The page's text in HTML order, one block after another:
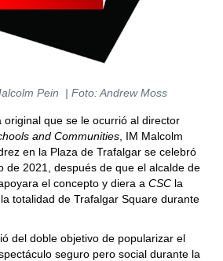
Pein | Foto: Andrew Moss
original que se le ocurrió al director
and Communities , IM Malcolm
en la Plaza de Trafalgar se celebró
de 2021, después de que el alcalde de
el concepto y diera a CSC la
totalidad de Trafalgar Square durante
del doble objetivo de popularizar el
seguro pero social durante la